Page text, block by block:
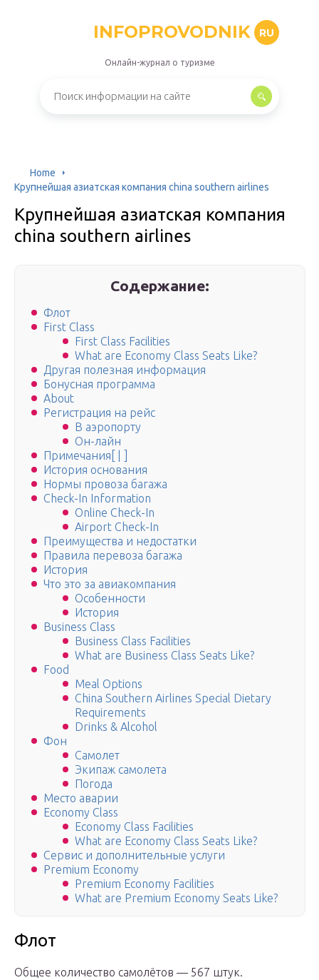
INFOPROVODNIK RU
Онлайн-журнал о туризме
Home
Крупнейшая азиатская компания china southern airlines
Крупнейшая азиатская компания
china southern airlines
Содержание:
Флот
First Class
First Class Facilities
What are Economy Class Seats Like?
Другая полезная информация
Бонусная программа
About
Регистрация на рейс
В аэропорту
Он-лайн
Примечания[ | ]
История основания
Нормы провоза багажа
Check-In Information
Online Check-In
Airport Check-In
Преимущества и недостатки
Правила перевоза багажа
История
Что это за авиакомпания
Особенности
История
Business Class
Business Class Facilities
What are Business Class Seats Like?
Food
Meal Options
China Southern Airlines Special Dietary
Requirements
Drinks & Alcohol
Фон
Самолет
Экипаж самолета
Погода
Место аварии
Economy Class
Economy Class Facilities
What are Economy Class Seats Like?
Сервис и дополнительные услуги
Premium Economy
Premium Economy Facilities
What are Premium Economy Seats Like?
Флот
Общее количество самолётов — 567 штук.